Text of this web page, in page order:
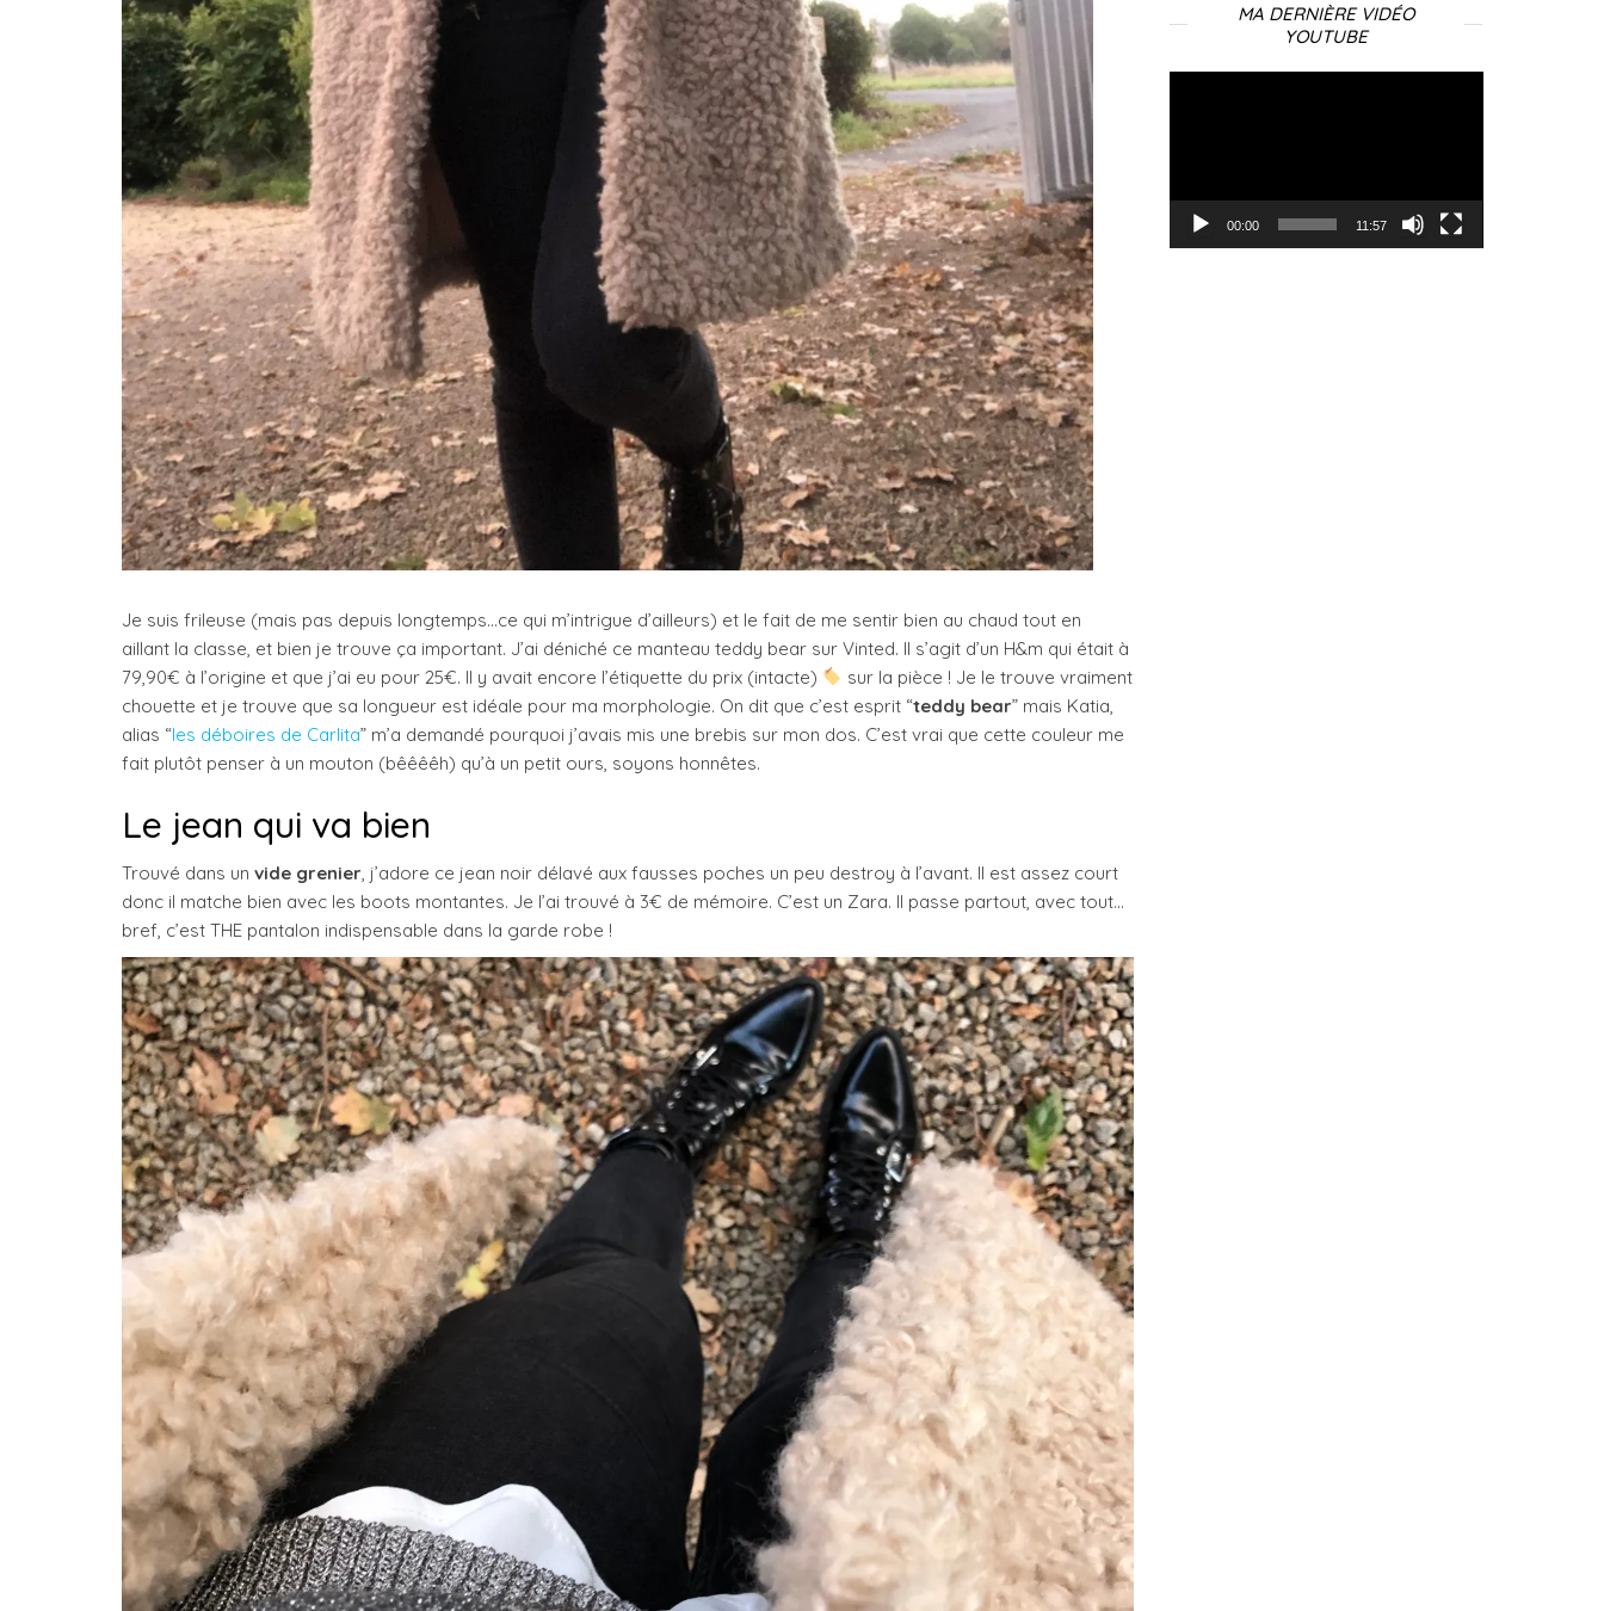
Je suis frileuse (mais pas depuis longtemps…ce qui m’intrigue d’ailleurs) et le fait de me sentir bien au chaud tout en
aillant la classe, et bien je trouve ça important. J’ai déniché ce manteau teddy bear sur Vinted. Il s’agit d’un H&m qui était à
79,90€ à l’origine et que j’ai eu pour 25€. Il y avait encore l’étiquette du prix (intacte)
sur la pièce ! Je le trouve vraiment
chouette et je trouve que sa longueur est idéale pour ma morphologie. On dit que c’est esprit “teddy bear” mais Katia,
alias “les déboires de Carlita” m’a demandé pourquoi j’avais mis une brebis sur mon dos. C’est vrai que cette couleur me
fait plutôt penser à un mouton (bêêêêh) qu’à un petit ours, soyons honnêtes.
Le jean qui va bien
Trouvé dans un vide grenier , j’adore ce jean noir délavé aux fausses poches un peu destroy à l’avant. Il est assez court
donc il matche bien avec les boots montantes. Je l’ai trouvé à 3€ de mémoire. C’est un Zara. Il passe partout, avec tout…
bref, c’est THE pantalon indispensable dans la garde robe !
MA DERNIÈRE VIDÉO
YOUTUBE
00:00 11:57